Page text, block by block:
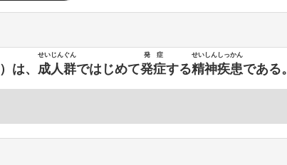
）は、 成人群
せいじんぐん
ではじめて発症
発症
する精神疾患
せいしんしっかん
である。